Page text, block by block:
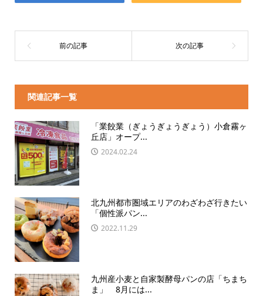
関連記事一覧
「業餃業（ぎょうぎょうぎょう）小倉霧ヶ
丘店」オープ...
2024.02.24
北九州都市圏域エリアのわざわざ行きたい
「個性派パン...
2022.11.29
九州産小麦と自家製酵母パンの店「ちまち
ま」 8月には...